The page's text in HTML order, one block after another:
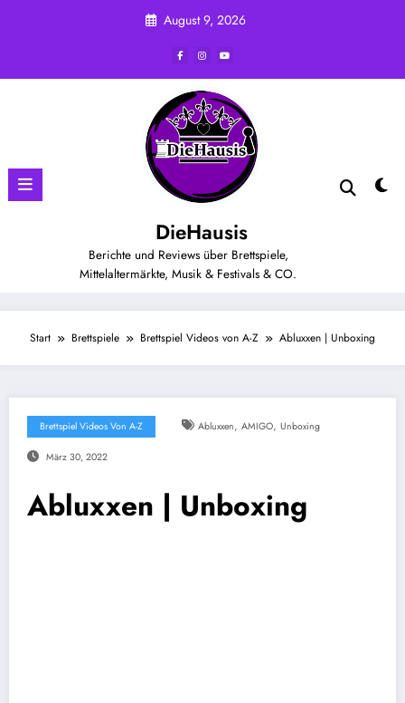
August 9, 2026
DieHausis
Berichte und Reviews über Brettspiele,
Mittelaltermärkte, Musik & Festivals & CO.
Start Brettspiele Brettspiel Videos von A-Z Abluxxen | Unboxing
Brettspiel Videos Von A-Z Abluxxen, AMIGO, Unboxing
März 30, 2022
Abluxxen | Unboxing